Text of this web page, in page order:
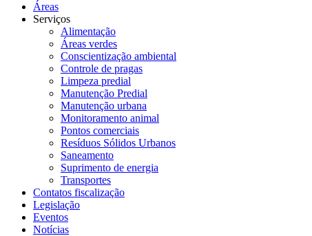
Áreas
Serviços
Alimentação
Áreas verdes
Conscientização ambiental
Controle de pragas
Limpeza predial
Manutenção Predial
Manutenção urbana
Monitoramento animal
Pontos comerciais
Resíduos Sólidos Urbanos
Saneamento
Suprimento de energia
Transportes
Contatos fiscalização
Legislação
Eventos
Notícias